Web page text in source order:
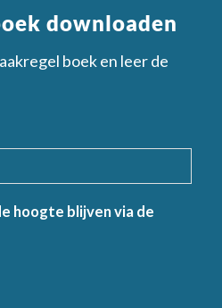
downloaden
boek en leer de
hoogte blijven via de